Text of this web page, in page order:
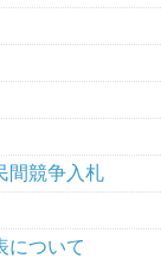
間競争入札
について